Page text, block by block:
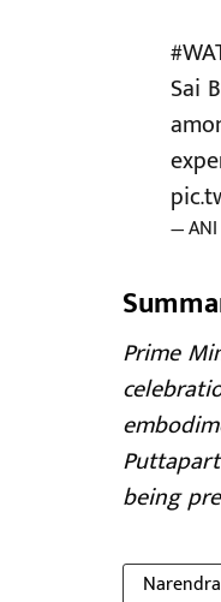
Sai
—
Prime
being